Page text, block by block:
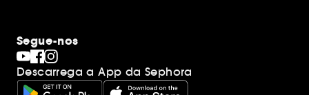
Segue-nos
Descarrega a App da Sephora